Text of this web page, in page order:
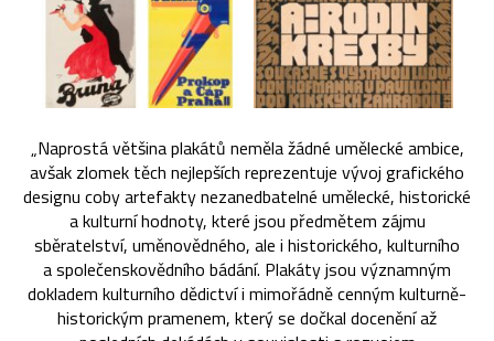
„Naprostá většina plakátů neměla žádné umělecké ambice,
avšak zlomek těch nejlepších reprezentuje vývoj grafického
designu coby artefakty nezanedbatelné umělecké, historické
a kulturní hodnoty, které jsou předmětem zájmu
sběratelství, uměnovědného, ale i historického, kulturního
a společenskovědního bádání. Plakáty jsou významným
dokladem kulturního dědictví i mimořádně cenným kulturně-
historickým pramenem, který se dočkal docenění až